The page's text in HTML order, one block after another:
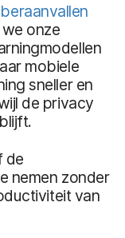
onze
mobiele
sneller en
de privacy
de
nemen zonder
van